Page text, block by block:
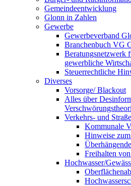
Gemeindeentwicklung
Glonn in Zahlen
Gewerbe
Gewerbeverband
Branchenbuch VG
Beratungsnetzwerk
gewerbliche
Steuerrechtliche
Diverses
Vorsorge/ Blackout
Alles über
Verkehrs- und
Kommunale
Hinweise
Freihalten
Hochwasser/